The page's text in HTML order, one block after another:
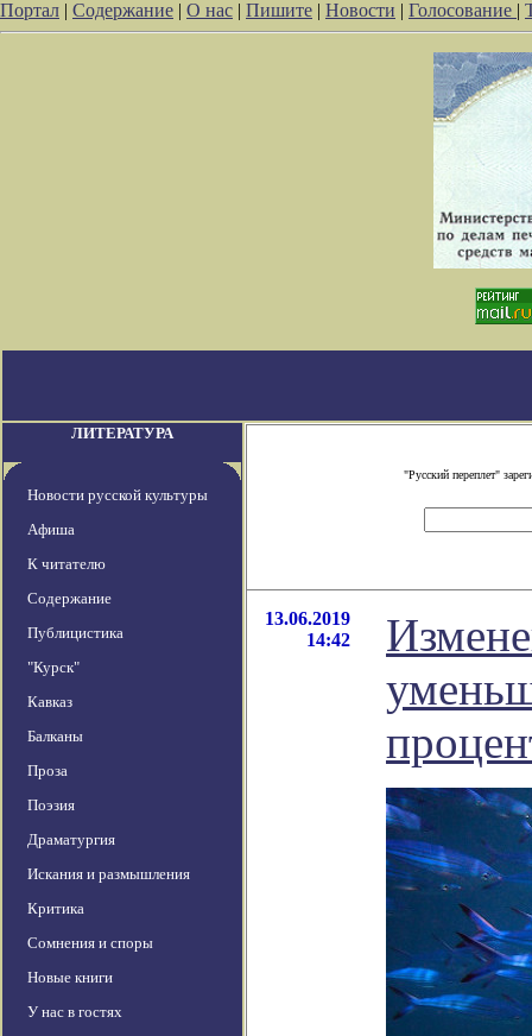
Портал | Содержание | О нас | Пишите | Новости | Голосование |
ЛИТЕРАТУРА
Новости русской культуры
Афиша
К читателю
Содержание
Публицистика
"Курск"
Кавказ
Балканы
Проза
Поэзия
Драматургия
Искания и размышления
Критика
Сомнения и споры
Новые книги
У нас в гостях
"Русский переплет"
13.06.2019
14:42